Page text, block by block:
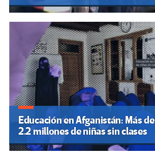
Educación en Afganistán: Más de
2.2 millones de niñas sin clases